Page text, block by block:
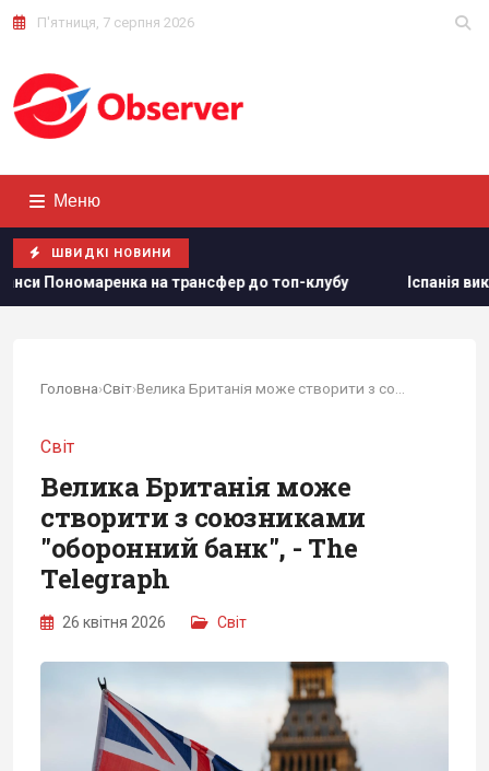
П'ятниця, 7 серпня 2026
Меню
ШВИДКІ НОВИНИ
до топ-клубу Іспанія викарбувала пам'ятну срібну
Головна›Світ›
Світ
Велика Британія може
створити з союзниками
"оборонний банк", - The
Telegraph
26 квітня 2026 Світ